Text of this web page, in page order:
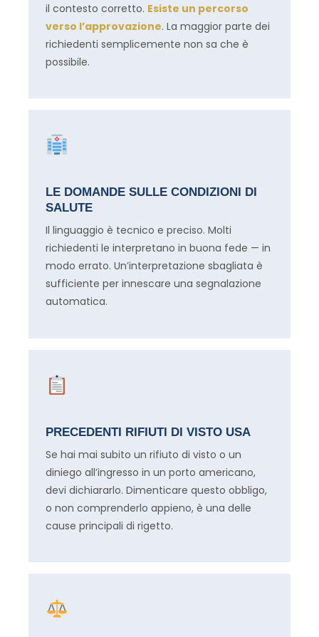
il contesto corretto. Esiste un percorso
verso l’approvazione. La maggior parte dei
richiedenti semplicemente non sa che è
possibile.
LE DOMANDE SULLE CONDIZIONI DI
SALUTE
Il linguaggio è tecnico e preciso. Molti
richiedenti le interpretano in buona fede — in
modo errato. Un’interpretazione sbagliata è
sufficiente per innescare una segnalazione
automatica.
PRECEDENTI RIFIUTI DI VISTO USA
Se hai mai subito un rifiuto di visto o un
diniego all’ingresso in un porto americano,
devi dichiararlo. Dimenticare questo obbligo,
o non comprenderlo appieno, è una delle
cause principali di rigetto.